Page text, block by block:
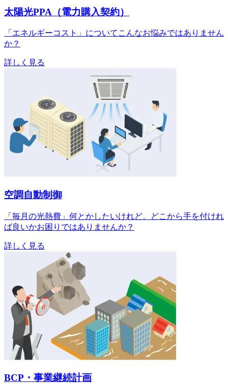
太陽光PPA（電力購入契約）
「エネルギーコスト」についてこんなお悩みではありません
か？
詳しく見る
空調自動制御
「毎月の光熱費」何とかしたいけれど、どこから手を付けれ
ば良いかお困りではありませんか？
詳しく見る
BCP・事業継続計画